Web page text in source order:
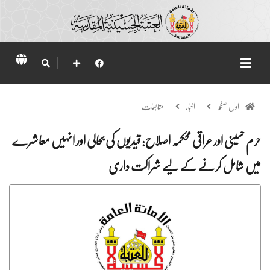
اول صفحہ اخبار متابعات
حرم حسینی اور عراقی محکمہ اصلاح: قیدیوں کی بحالی اور انہیں معاشرے
میں شامل کرنے کے لیے شراکت داری